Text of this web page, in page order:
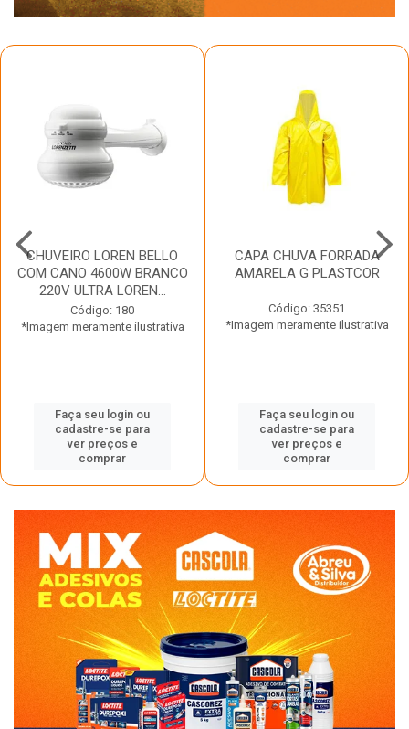
CHUVEIRO LOREN BELLO
COM CANO 4600W BRANCO
220V ULTRA LOREN...
Código: 180
*Imagem meramente ilustrativa
Faça seu login ou
cadastre-se para
ver preços e
comprar
CAPA CHUVA FORRADA
AMARELA G PLASTCOR
Código: 35351
*Imagem meramente ilustrativa
Faça seu login ou
cadastre-se para
ver preços e
comprar